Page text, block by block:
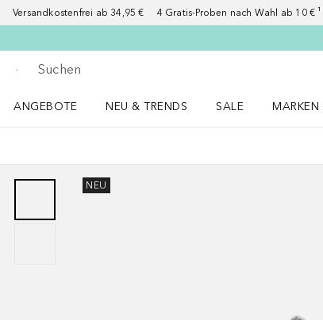
Versandkostenfrei ab 34,95 € 4 Gratis-Proben nach Wahl ab 10 € ¹
Gehe zurück
Suche ausführen
ANGEBOTE
NEU & TRENDS
SALE
MARKEN
NEU